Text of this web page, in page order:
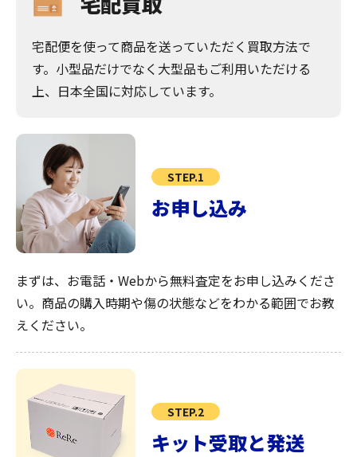
宅配便を使って商品を送っていただく買取方法で
す。小型品だけでなく大型品もご利用いただける
上、日本全国に対応しています。
STEP.1
お申し込み
まずは、お電話・Webから無料査定をお申し込みくださ
い。商品の購入時期や傷の状態などをわかる範囲でお教
えください。
STEP.2
キット受取と発送